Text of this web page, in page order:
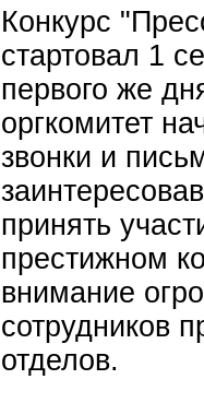
Конкурс
стартовал 1
первого же
оргкомитет
звонки и
принять
престижном
внимание
сотрудников
отделов.